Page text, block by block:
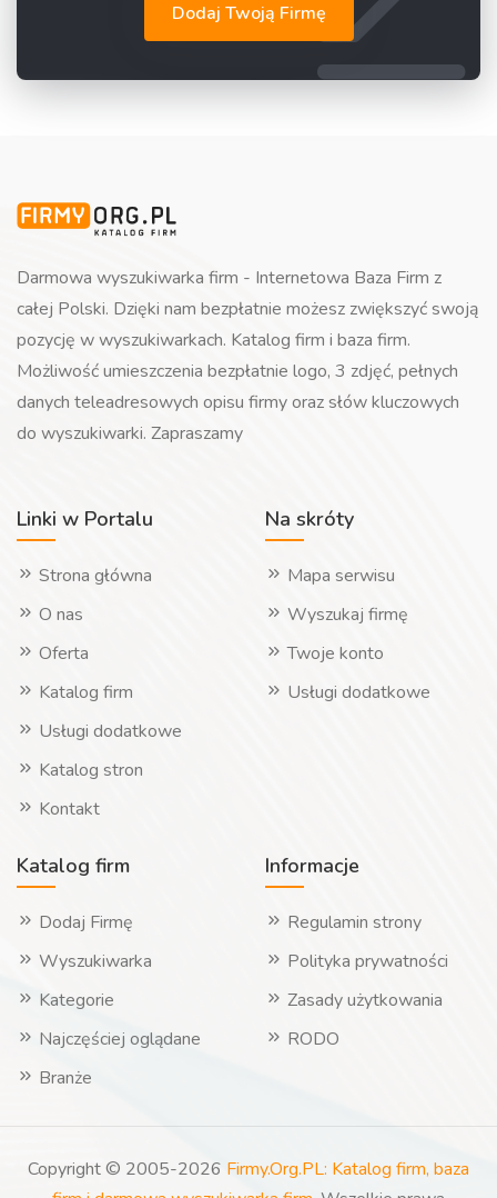
Dodaj Twoją Firmę
Darmowa wyszukiwarka firm - Internetowa Baza Firm z
całej Polski. Dzięki nam bezpłatnie możesz zwiększyć swoją
pozycję w wyszukiwarkach. Katalog firm i baza firm.
Możliwość umieszczenia bezpłatnie logo, 3 zdjęć, pełnych
danych teleadresowych opisu firmy oraz słów kluczowych
do wyszukiwarki. Zapraszamy
Linki w Portalu
Strona główna
O nas
Oferta
Katalog firm
Usługi dodatkowe
Katalog stron
Kontakt
Na skróty
Mapa serwisu
Wyszukaj firmę
Twoje konto
Usługi dodatkowe
Katalog firm
Dodaj Firmę
Wyszukiwarka
Kategorie
Najczęściej oglądane
Branże
Informacje
Regulamin strony
Polityka prywatności
Zasady użytkowania
RODO
Copyright © 2005-2026 Firmy.Org.PL: Katalog firm, baza